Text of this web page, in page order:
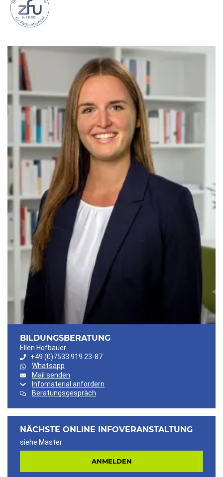
BILDUNGSBERATUNG
Ellen Hofbauer
+49 (0)7533 919 23-87
Whatsapp
Mail senden
Infomaterial anfordern
Beratungsgespräch
NÄCHSTE ONLINE INFOVERANSTALTUNG
siehe Master
ANMELDEN